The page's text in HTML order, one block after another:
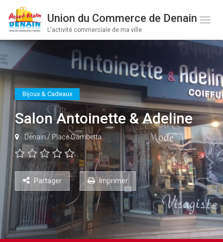
Union du Commerce de Denain
L'activité commerciale de ma ville
Toge
Bijoux & Cadeaux
Salon Antoinette & Adeline
Denain/ Place Gambetta
Partager Imprimer